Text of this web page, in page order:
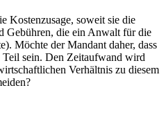
Kostenzusage, soweit sie die
Gebühren, die ein Anwalt für die
Möchte der Mandant daher, dass
Teil sein. Den Zeitaufwand wird
Verhältnis zu diesem